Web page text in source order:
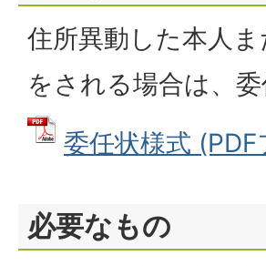
住所異動した本人
をされる場合は、
委任状様式
必要なもの